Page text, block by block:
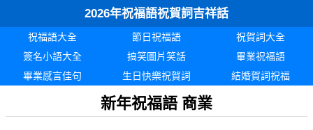
2026年祝福語祝賀詞吉祥話
祝福語大全 節日祝福語
祝賀詞大全
簽名小語大全
搞笑圖片笑話
畢業祝福語
畢業感言佳句
生日快樂祝賀詞 結婚賀詞祝福
新年祝福語 商業